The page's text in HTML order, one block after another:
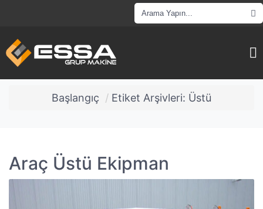
Başlangıç Etiket Arşivleri: Üstü
Araç Üstü Ekipman